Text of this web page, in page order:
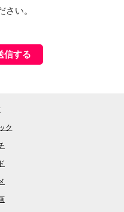
さい。
ク